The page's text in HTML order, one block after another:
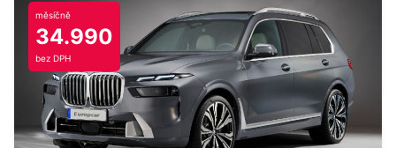
NOVA GORICA DOWNTOWN
NOVA GORICA - SLOVENIA
měsíčně
34.990
bez DPH